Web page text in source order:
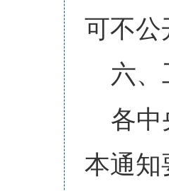
可不
六
各
本通